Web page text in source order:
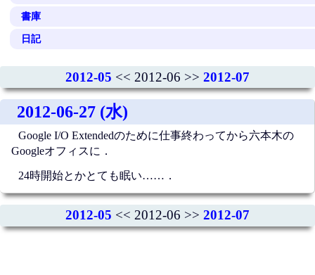
書庫
日記
2012-05 << 2012-06 >> 2012-07
2012-06-27 (水)
Google I/O Extendedのために仕事終わってから六本木の
Googleオフィスに．
24時開始とかとても眠い……．
2012-05 << 2012-06 >> 2012-07